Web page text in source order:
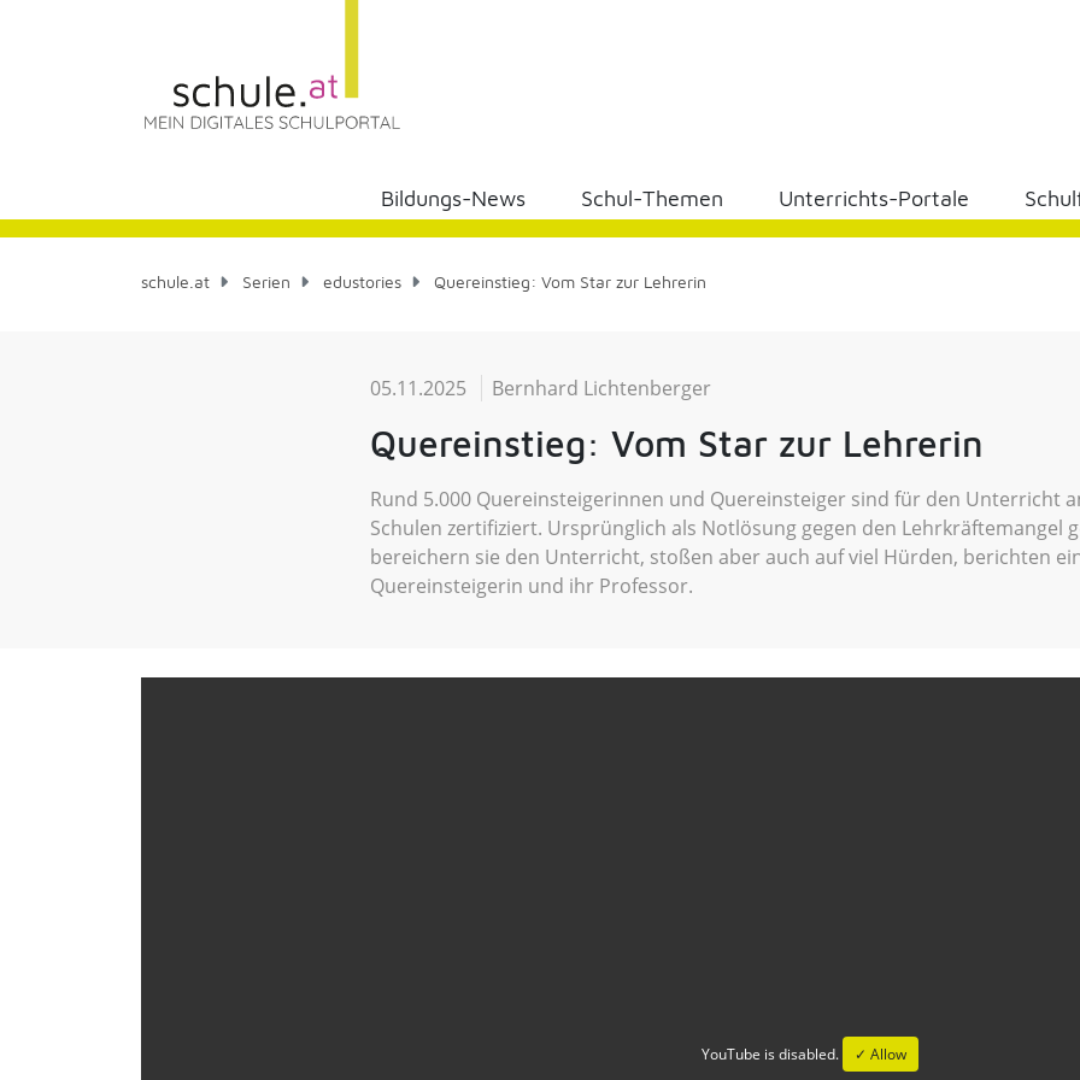
Bildungs-News Schul-Themen Unterrichts-Portale
schule.at Serien edustories Quereinstieg: Vom Star zur Lehrerin
05.11.2025 Bernhard Lichtenberger
Quereinstieg: Vom Star zur Lehrerin
Rund 5.000 Quereinsteigerinnen und Quereinsteiger sind für den Unterricht
Schulen zertifiziert. Ursprünglich als Notlösung gegen den Lehrkräftemangel
bereichern sie den Unterricht, stoßen aber auch auf viel Hürden, berichten
Quereinsteigerin und ihr Professor.
YouTube is disabled. ✓ Allow